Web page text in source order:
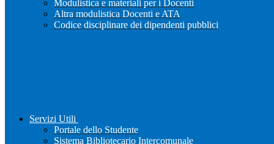
Modulistica e materiali per i Docenti
Altra modulistica Docenti e ATA
Codice disciplinare dei dipendenti pubblici
Servizi Utili
Portale dello Studente
Sistema Bibliotecario Intercomunale